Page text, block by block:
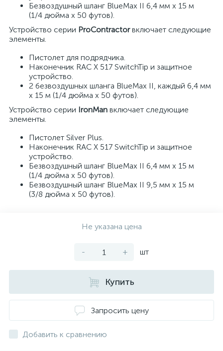
Безвоздушный шланг BlueMax II 6,4 мм x 15 м
(1/4 дюйма x 50 футов).
Устройство серии ProContractorвключает следующие
элементы.
Пистолет для подрядчика.
Наконечник RAC X 517 SwitchTip и защитное
устройство.
2 безвоздушных шланга BlueMax II, каждый 6,4 мм
x 15 м (1/4 дюйма x 50 футов).
Устройство серии IronMan включает следующие
элементы.
Пистолет Silver Plus.
Наконечник RAC X 517 SwitchTip и защитное
устройство.
Безвоздушный шланг BlueMax II 6,4 мм x 15 м
(1/4 дюйма x 50 футов).
Безвоздушный шланг BlueMax II 9,5 мм x 15 м
(3/8 дюйма x 50 футов).
Не указана цена
- + шт
Купить
Запросить цену
Добавить к сравнению